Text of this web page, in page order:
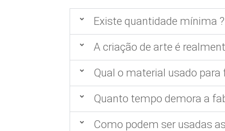
Existe quantidade mínima ?
A criação de arte é
Qual o material usado para
Quanto tempo demora a
Como podem ser usadas